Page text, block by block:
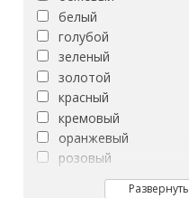
FORTUNATO
Febe
Finwood
Forum
Forwood
Foxwood
Frenchwood
GAMILTON
GASPARO
8x25
8x35
8x40
белый
голубой
зеленый
золотой
красный
кремовый
оранжевый
розовый
Развернуть